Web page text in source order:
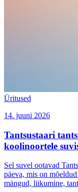
Üritused
14. juuni 2026
Tantsustaari
koolinoortele
Sel suvel ootavad
päeva, mis on
mängud, liikumine,